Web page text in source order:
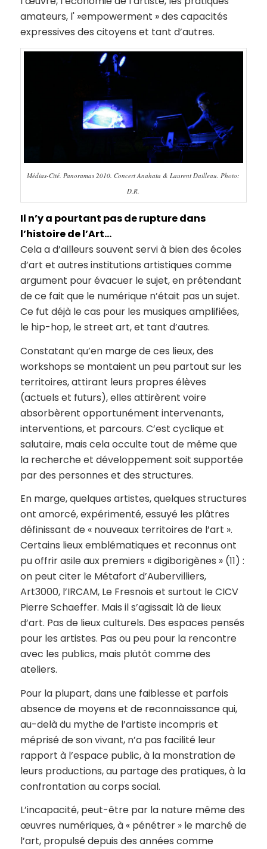
amateurs, l' »empowerment » des capacités
expressives des citoyens et tant d’autres.
Médias-Cité. Panoramas 2010. Concert Anahata & Laurent Dailleau. Photo:
D.R.
Il n’y a pourtant pas de rupture dans
l’histoire de l’Art…
Cela a d’ailleurs souvent servi à bien des écoles
d’art et autres institutions artistiques comme
argument pour évacuer le sujet, en prétendant
de ce fait que le numérique n’était pas un sujet.
Ce fut déjà le cas pour les musiques amplifiées,
le hip-hop, le street art, et tant d’autres.
Constatant qu’en marge de ces lieux, des
workshops se montaient un peu partout sur les
territoires, attirant leurs propres élèves
(actuels et futurs), elles attirèrent voire
absorbèrent opportunément intervenants,
interventions, et parcours. C’est cyclique et
salutaire, mais cela occulte tout de même que
la recherche et développement soit supportée
par des personnes et des structures.
En marge, quelques artistes, quelques structures
ont amorcé, expérimenté, essuyé les plâtres
définissant de « nouveaux territoires de l’art ».
Certains lieux emblématiques et reconnus ont
pu offrir asile aux premiers « digiborigènes » (11) :
on peut citer le Métafort d’Aubervilliers,
Art3000, l’IRCAM, Le Fresnois et surtout le CICV
Pierre Schaeffer. Mais il s’agissait là de lieux
d’art. Pas de lieux culturels. Des espaces pensés
pour les artistes. Pas ou peu pour la rencontre
avec les publics, mais plutôt comme des
ateliers.
Pour la plupart, dans une faiblesse et parfois
absence de moyens et de reconnaissance qui,
au-delà du mythe de l’artiste incompris et
méprisé de son vivant, n’a pas facilité leur
rapport à l’espace public, à la monstration de
leurs productions, au partage des pratiques, à la
confrontation au corps social.
L’incapacité, peut-être par la nature même des
œuvres numériques, à « pénétrer » le marché de
l’art, propulsé depuis des années comme